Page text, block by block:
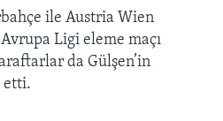
ile Austria Wien
Ligi eleme maçı
da Gülşen’in
etti.